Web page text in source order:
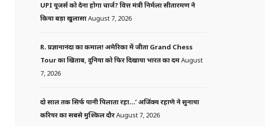
UPI यूजर्स को देना होगा चार्ज? वित्त मंत्री निर्मला सीतारमण ने
किया बड़ा खुलासाAugust 7, 2026
R. प्रज्ञानानंदा का कमाल! अमेरिका में जीता Grand Chess
Tour का खिताब, दुनिया को फिर दिखाया भारत का दमAugust
7, 2026
दो साल तक सिर्फ पानी पिलाता रहा…’ अजिंक्य रहाणे ने सुनाया
करियर का सबसे मुश्किल दौरAugust 7, 2026